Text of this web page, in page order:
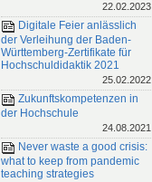
22.02.2023
Digitale Feier anlässlich
der Verleihung der Baden-
Württemberg-Zertifikate für
Hochschuldidaktik 2021
25.02.2022
Zukunftskompetenzen in
der Hochschule
24.08.2021
Never waste a good crisis:
what to keep from pandemic
teaching strategies